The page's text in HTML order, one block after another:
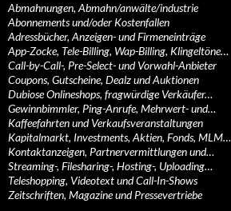
Abmahnungen, Abmahn/anwälte/industrie
Abonnements und/oder Kostenfallen
Adressbücher, Anzeigen- und Firmeneinträge
App-Zocke, Tele-Billing, Wap-Billing, Klingeltöne…
Call-by-Call-, Pre-Select- und Vorwahl-Anbieter
Coupons, Gutscheine, Dealz und Auktionen
Dubiose Onlineshops, fragwürdige Verkäufer…
Gewinnbimmler, Ping-Anrufe, Mehrwert- und…
Kaffeefahrten und Verkaufsveranstaltungen
Kapitalmarkt, Investments, Aktien, Fonds, MLM…
Kontaktanzeigen, Partnervermittlungen und…
Streaming-, Filesharing-, Hosting-, Uploading…
Teleshopping, Videotext und Call-In-Shows
Zeitschriften, Magazine und Pressevertriebe